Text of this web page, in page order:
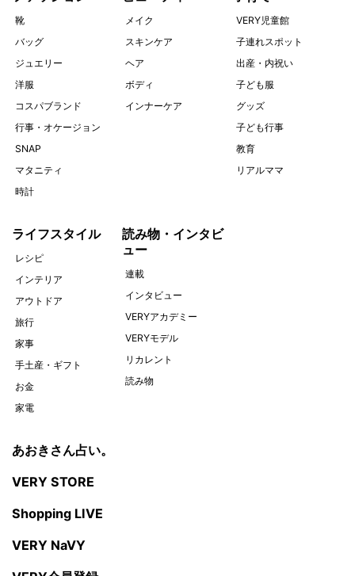
靴
バッグ
ジュエリー
洋服
コスパブランド
行事・オケージョン
SNAP
マタニティ
時計
メイク
スキンケア
ヘア
ボディ
インナーケア
VERY児童館
子連れスポット
出産・内祝い
子ども服
グッズ
子ども行事
教育
リアルママ
ライフスタイル
レシピ
インテリア
アウトドア
旅行
家事
手土産・ギフト
お金
家電
読み物・インタビ
ュー
連載
インタビュー
VERYアカデミー
VERYモデル
リカレント
読み物
あおきさん占い。
VERY STORE
Shopping LIVE
VERY NaVY